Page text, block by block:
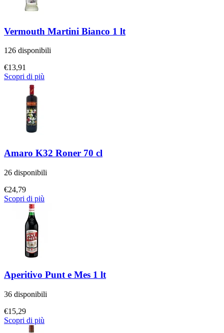
Vermouth Martini Bianco 1 lt
126 disponibili
€13,91
Scopri di più
Amaro K32 Roner 70 cl
26 disponibili
€24,79
Scopri di più
Aperitivo Punt e Mes 1 lt
36 disponibili
€15,29
Scopri di più